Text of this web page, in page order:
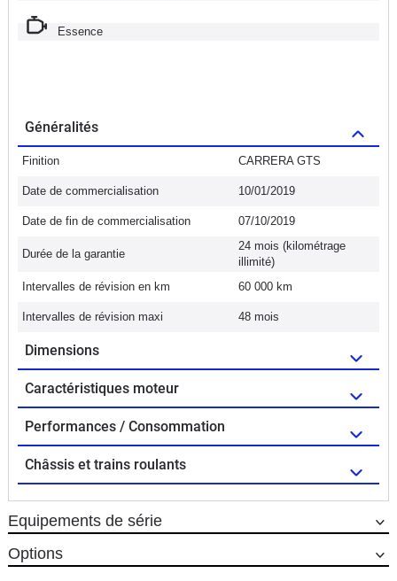
Essence
Généralités
Finition CARRERA GTS
Date de commercialisation 10/01/2019
Date de fin de commercialisation 07/10/2019
Durée de la garantie
24 mois (kilométrage
illimité)
Intervalles de révision en km
60 000 km
Intervalles de révision maxi 48 mois
Dimensions
Caractéristiques moteur
Performances / Consommation
Châssis et trains roulants
Equipements de série
Options